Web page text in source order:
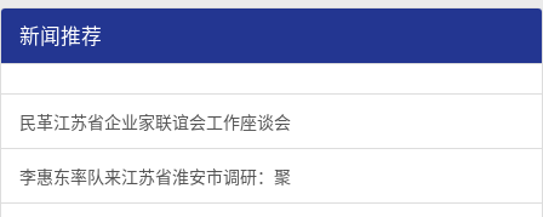
新闻推荐
民革江苏省企业家联谊会工作座谈会在宁召开
1/3 李惠东率队来江苏省淮安市调研：聚焦民革党员之家建设管
2/3 民革江苏省委召开“主题教育活动” 领导班子民主生活会
3/3
民革江苏省企业家联谊会工作座谈会
李惠东率队来江苏省淮安市调研：聚